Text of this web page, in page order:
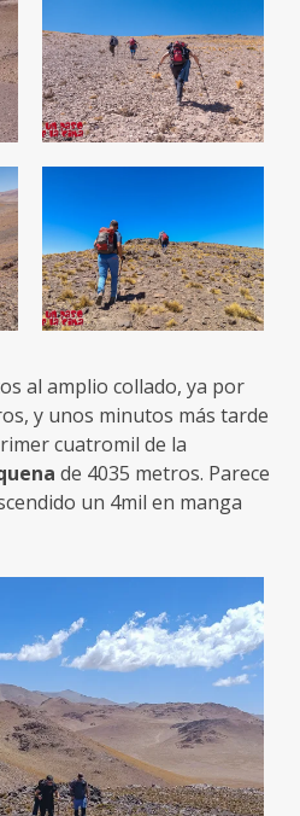
al amplio collado, ya por
y unos minutos más tarde
cuatromil de la
de 4035 metros. Parece
un 4mil en manga